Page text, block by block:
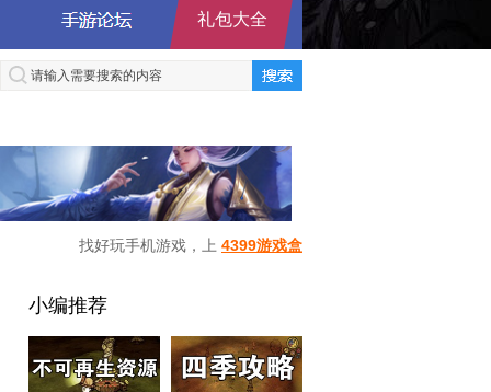
礼包大全
找好玩手机游戏，上 4399游戏盒
小编推荐